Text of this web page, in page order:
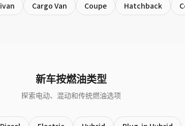
Cargo Van Coupe Hatchback
新车按燃油类型
探索电动、混动和传统燃油选项